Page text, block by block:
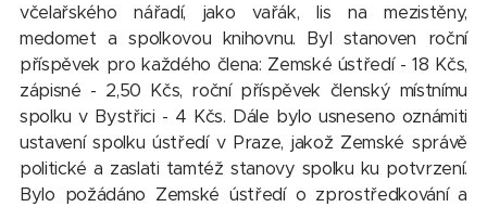
včelařského nářadí, jako vařák, lis na mezistěny,
medomet a spolkovou knihovnu. Byl stanoven roční
příspěvek pro každého člena: Zemské ústředí - 18 Kčs,
zápisné - 2,50 Kčs, roční příspěvek členský místnímu
spolku v Bystřici - 4 Kčs. Dále bylo usneseno oznámiti
ustavení spolku ústředí v Praze, jakož Zemské správě
politické a zaslati tamtéž stanovy spolku ku potvrzení.
Bylo požádáno Zemské ústředí o zprostředkování a